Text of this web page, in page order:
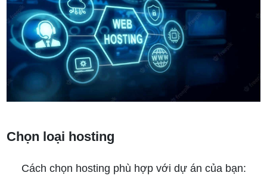
Chọn loại hosting
Cách chọn hosting phù hợp với dự án của bạn: